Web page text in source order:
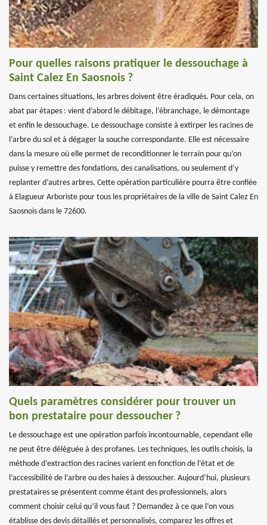
Pour quelles raisons pratiquer le dessouchage à
Saint Calez En Saosnois ?
Dans certaines situations, les arbres doivent être éradiqués. Pour cela, on
abat par étapes : vient d’abord le débitage, l’ébranchage, le démontage
et enfin le dessouchage. Le dessouchage consiste à extirper les racines de
l’arbre du sol et à dégager la souche correspondante. Elle est nécessaire
dans la mesure où elle permet de reconditionner le terrain pour qu’on
puisse y remettre des fondations, des canalisations, ou seulement d’y
replanter d’autres arbres. Cette opération particulière pourra être confiée
à Elagueur Arboriste pour tous les propriétaires de la ville de Saint Calez En
Saosnois dans le 72600.
Quels paramètres considérer pour trouver un
bon prestataire pour dessoucher ?
Le dessouchage est une opération parfois incontournable, cependant elle
ne peut être déléguée à des profanes. Les techniques, les outils choisis, la
méthode d’extraction des racines varient en fonction de l’état et de
l’accessibilité de l’arbre ou des haies à dessoucher. Aujourd’hui, plusieurs
prestataires se présentent comme étant des professionnels, alors
comment choisir celui qu’il vous faut ? Demandez à ce que l’on vous
établisse des devis détaillés et personnalisés, comparez les offres et